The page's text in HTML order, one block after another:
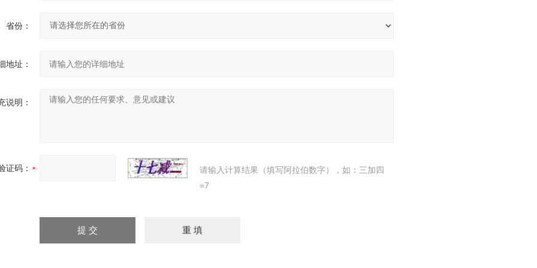
省份：
地址：
说明：
证码：
请输入计算结果（填写阿拉伯数字），如：三加四
=7